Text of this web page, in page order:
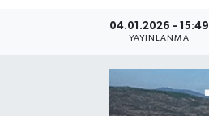
04.01.2026 - 15:49
YAYINLANMA
Resmi Reklam
Röportajlar